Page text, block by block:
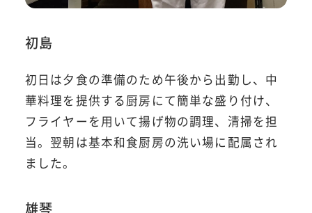
初島
初日は夕食の準備のため午後から出勤し、中
華料理を提供する厨房にて簡単な盛り付け、
フライヤーを用いて揚げ物の調理、清掃を担
当。翌朝は基本和食厨房の洗い場に配属され
ました。
雄琴